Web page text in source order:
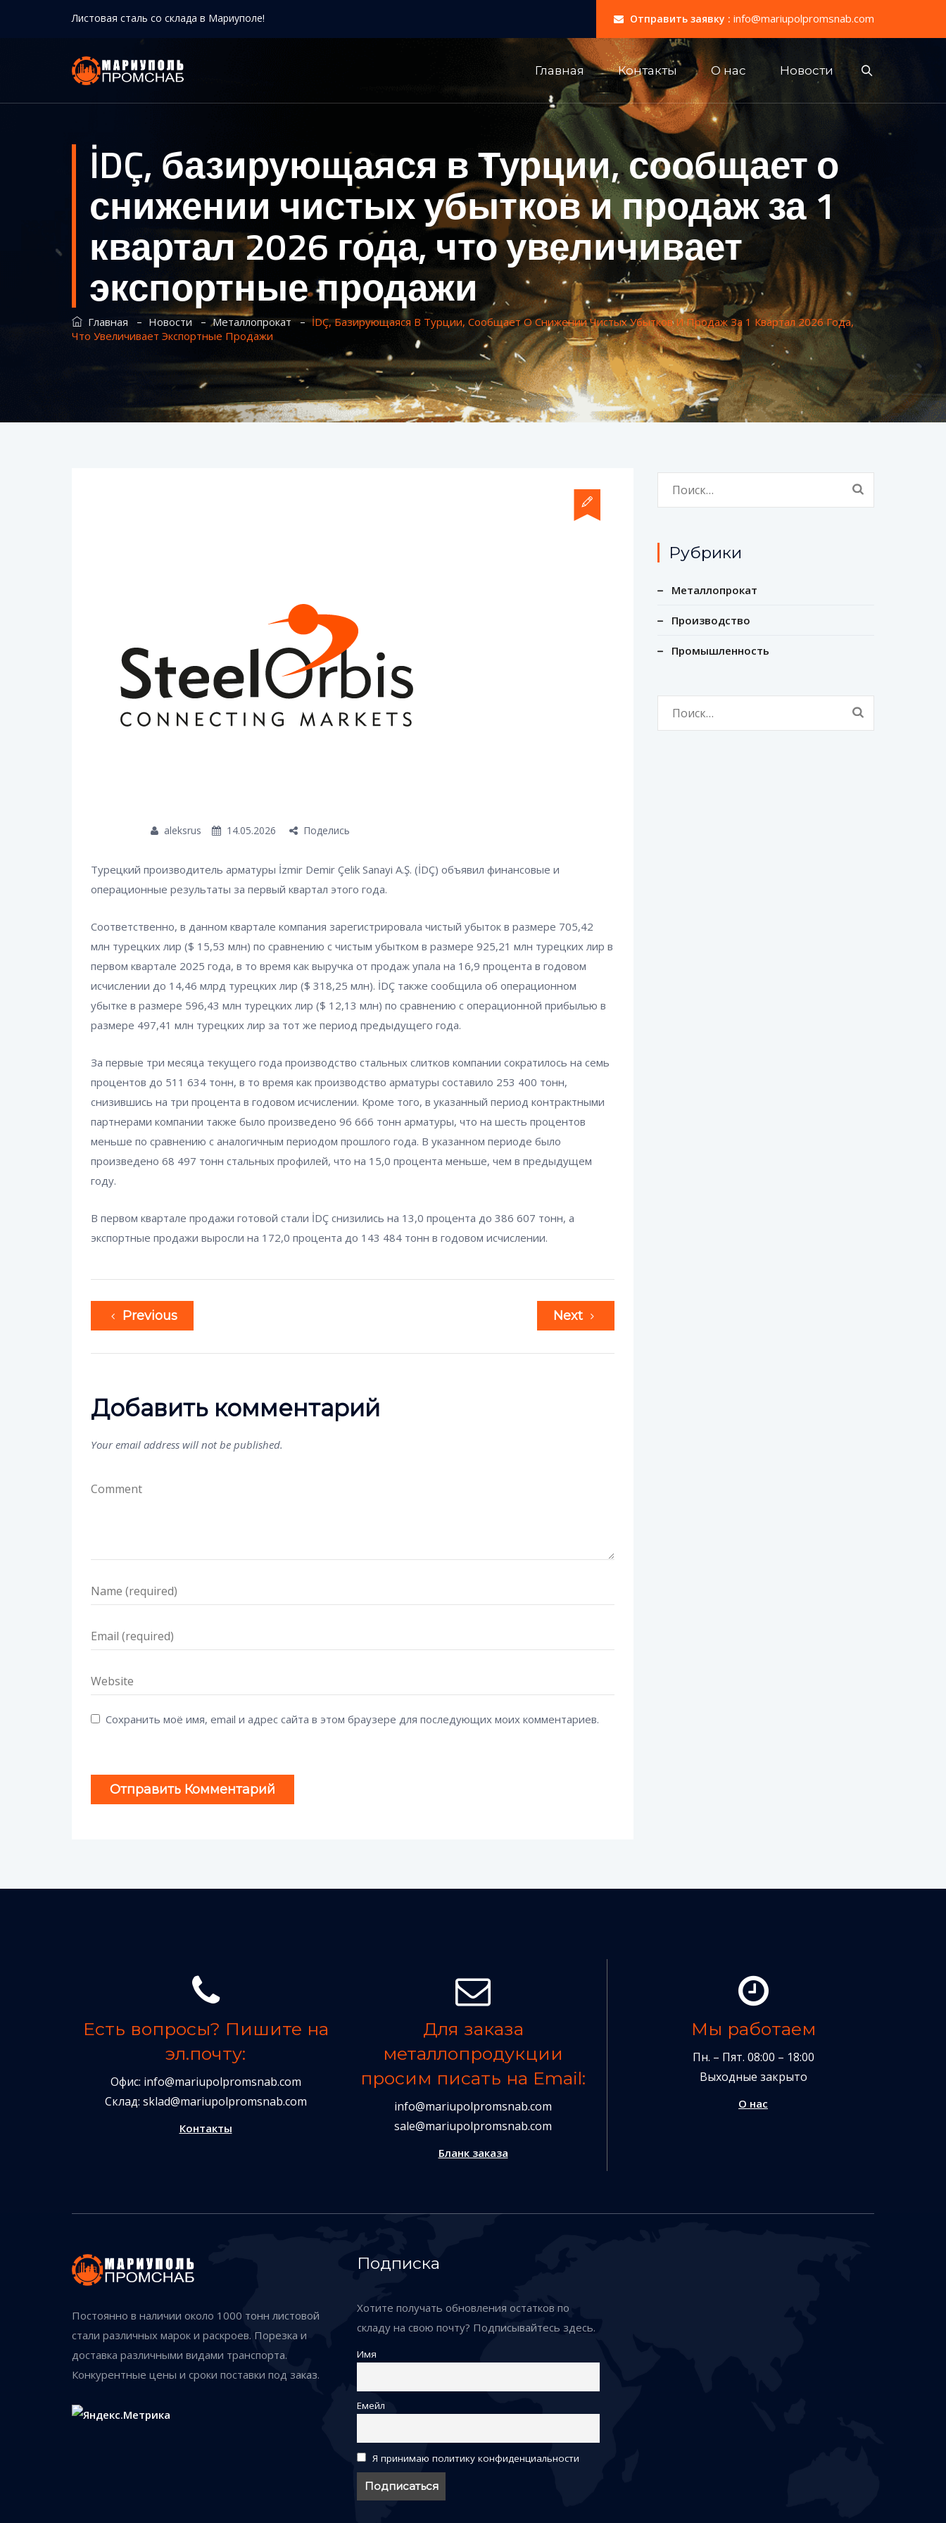
Листовая сталь со склада в Мариуполе! Отправить заявку : info@mariupolpromsnab.com
Главная Контакты О нас Новости
İDÇ, базирующаяся в Турции, сообщает о
снижении чистых убытков и продаж за 1
квартал 2026 года, что увеличивает
экспортные продажи
Главная – Новости –Металлопрокат–İDÇ, Базирующаяся В Турции, Сообщает О Снижении Чистых Убытков И Продаж За 1 Квартал 2026 Года,
Что Увеличивает Экспортные Продажи
aleksrus 14.05.2026 Поделись
Турецкий производитель арматуры İzmir Demir Çelik Sanayi A.Ş. (İDÇ) объявил финансовые и
операционные результаты за первый квартал этого года.
Соответственно, в данном квартале компания зарегистрировала чистый убыток в размере 705,42
млн турецких лир ($ 15,53 млн) по сравнению с чистым убытком в размере 925,21 млн турецких лир в
первом квартале 2025 года, в то время как выручка от продаж упала на 16,9 процента в годовом
исчислении до 14,46 млрд турецких лир ($ 318,25 млн). İDÇ также сообщила об операционном
убытке в размере 596,43 млн турецких лир ($ 12,13 млн) по сравнению с операционной прибылью в
размере 497,41 млн турецких лир за тот же период предыдущего года.
За первые три месяца текущего года производство стальных слитков компании сократилось на семь
процентов до 511 634 тонн, в то время как производство арматуры составило 253 400 тонн,
снизившись на три процента в годовом исчислении. Кроме того, в указанный период контрактными
партнерами компании также было произведено 96 666 тонн арматуры, что на шесть процентов
меньше по сравнению с аналогичным периодом прошлого года. В указанном периоде было
произведено 68 497 тонн стальных профилей, что на 15,0 процента меньше, чем в предыдущем
году.
В первом квартале продажи готовой стали İDÇ снизились на 13,0 процента до 386 607 тонн, а
экспортные продажи выросли на 172,0 процента до 143 484 тонн в годовом исчислении.
Previous Next
Добавить комментарий
Your email address will not be published.
Сохранить моё имя, email и адрес сайта в этом браузере для последующих моих комментариев.
Рубрики
Металлопрокат
Производство
Промышленность
Есть вопросы? Пишите на
эл.почту:
Офис: info@mariupolpromsnab.com
Склад: sklad@mariupolpromsnab.com
Контакты
Для заказа
металлопродукции
просим писать на Email:
info@mariupolpromsnab.com
sale@mariupolpromsnab.com
Бланк заказа
Мы работаем
Пн. – Пят. 08:00 – 18:00
Выходные закрыто
О нас
Постоянно в наличии около 1000 тонн листовой
стали различных марок и раскроев. Порезка и
доставка различными видами транспорта.
Конкурентные цены и сроки поставки под заказ.
Подписка
Хотите получать обновления остатков по
складу на свою почту? Подписывайтесь здесь.
Имя
Емейл
Я принимаю политику конфиденциальности